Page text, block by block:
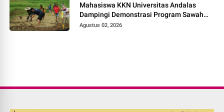
Mahasiswa KKN Universitas Andalas
Dampingi Demonstrasi Program Sawah
Pokok Murah di Jorong Bayua
Agustus 02, 2026